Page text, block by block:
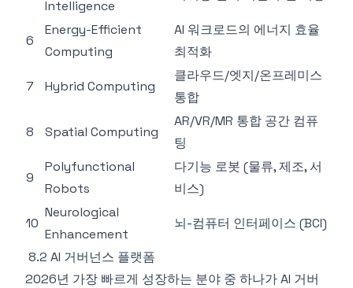
Intelligence
6
Energy-Efficient
Computing
AI 워크로드의 에너지 효율
최적화
7 Hybrid Computing
클라우드/엣지/온프레미스
통합
8 Spatial Computing
AR/VR/MR 통합 공간 컴퓨
팅
9
Polyfunctional
Robots
다기능 로봇 (물류, 제조, 서
비스)
10
Neurological
Enhancement
뇌-컴퓨터 인터페이스 (BCI)
8.2 AI 거버넌스 플랫폼
2026년 가장 빠르게 성장하는 분야 중 하나가 AI 거버